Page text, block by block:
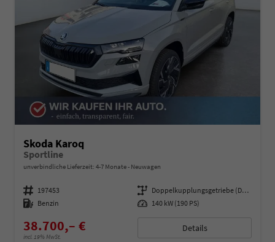
Skoda Karoq
Sportline
unverbindliche Lieferzeit: 4-7 Monate Neuwagen
Fahrzeugnummer 197453 Getriebe
Doppelkupplungsgetriebe (DSG)
Kraftstoff Benzin Leistung 140 kW (190 PS)
38.700,– €
incl. 19% MwSt.
Details